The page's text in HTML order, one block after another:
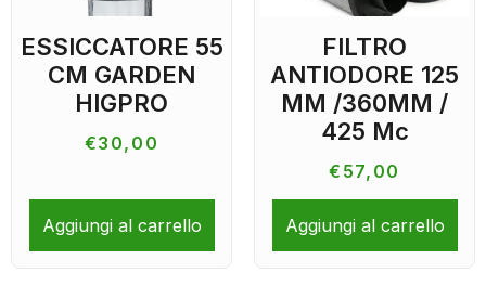
ESSICCATORE 55
CM GARDEN
HIGPRO
€30,00
Aggiungi al carrello
FILTRO
ANTIODORE 125
MM /360MM /
425 Mc
€ 57,00
Aggiungi al carrello